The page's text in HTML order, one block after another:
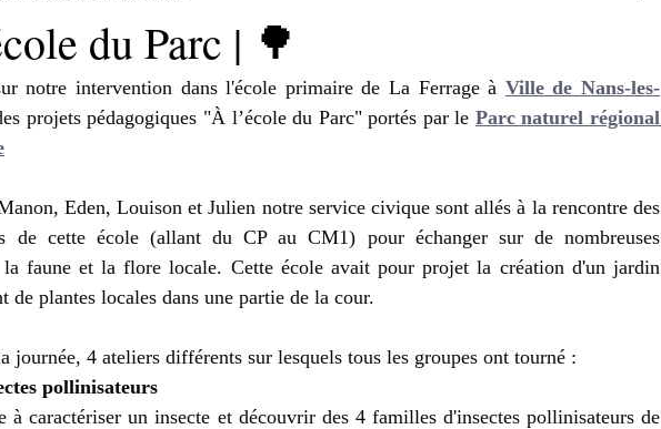
du Parc | 🌳
notre intervention dans l'école primaire de La Ferrage à Ville de Nans-les-
projets pédagogiques "À l’école du Parc" portés par le Parc naturel régional
Eden, Louison et Julien notre service civique sont allés à la rencontre des
de cette école (allant du CP au CM1) pour échanger sur de nombreuses
la faune et la flore locale. Cette école avait pour projet la création d'un jardin
de plantes locales dans une partie de la cour.
journée, 4 ateliers différents sur lesquels tous les groupes ont tourné :
pollinisateurs
à caractériser un insecte et découvrir des 4 familles d'insectes pollinisateurs de